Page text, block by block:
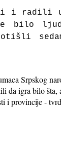
i radili
bilo
Srpskog
da igra bilo
i provincije -